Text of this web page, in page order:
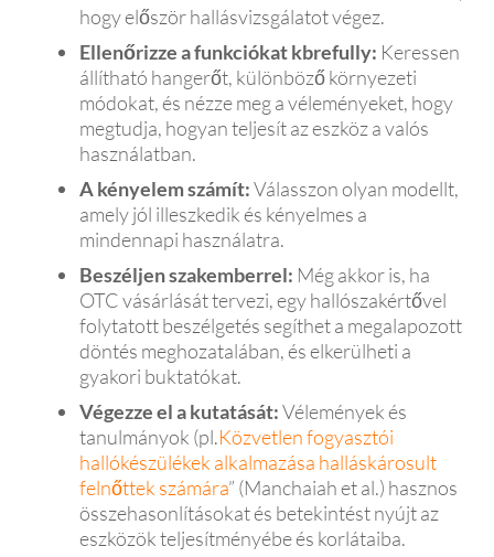
hogy először hallásvizsgálatot végez.
Ellenőrizze a funkciókat kbrefully: Keressen
állítható hangerőt, különböző környezeti
módokat, és nézze meg a véleményeket, hogy
megtudja, hogyan teljesít az eszköz a valós
használatban.
A kényelem számít:Válasszon olyan modellt,
amely jól illeszkedik és kényelmes a
mindennapi használatra.
Beszéljen szakemberrel: Még akkor is, ha
OTC vásárlását tervezi, egy hallószakértővel
folytatott beszélgetés segíthet a megalapozott
döntés meghozatalában, és elkerülheti a
gyakori buktatókat.
Végezze el a kutatását:Vélemények és
tanulmányok (pl.Közvetlen fogyasztói
hallókészülékek alkalmazása halláskárosult
felnőttek számára” (Manchaiah et al.) hasznos
összehasonlításokat és betekintést nyújt az
eszközök teljesítményébe és korlátaiba.